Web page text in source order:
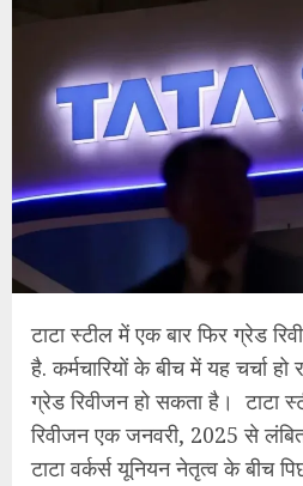
टाटा स्टील में एक बार फिर ग्रेड
है. कर्मचारियों के बीच में यह चर्चा
ग्रेड रिवीजन हो सकता है। टाटा
रिवीजन एक जनवरी, 2025 से
टाटा वर्कर्स यूनियन नेतृत्व के बीच